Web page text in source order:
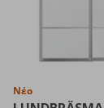
Νέο